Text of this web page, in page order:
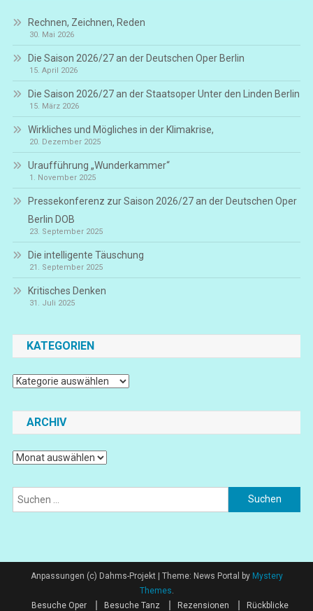
Rechnen, Zeichnen, Reden
30. Mai 2026
Die Saison 2026/27 an der Deutschen Oper Berlin
15. April 2026
Die Saison 2026/27 an der Staatsoper Unter den Linden Berlin
15. März 2026
Wirkliches und Mögliches in der Klimakrise,
20. Dezember 2025
Uraufführung „Wunderkammer“
1. November 2025
Pressekonferenz zur Saison 2026/27 an der Deutschen Oper
Berlin DOB
23. September 2025
Die intelligente Täuschung
21. September 2025
Kritisches Denken
31. Juli 2025
KATEGORIEN
Kategorien
ARCHIV
Archiv
Suchen
nach:
Anpassungen (c) Dahms-Projekt | Theme: News Portal by Mystery
Themes
Besuche Oper
Besuche Tanz Rezensionen Rückblicke